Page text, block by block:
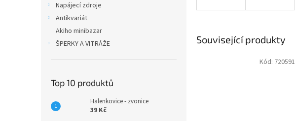
Napájecí zdroje
Antikvariát
Akiho minibazar
ŠPERKY A VITRÁŽE
Top 10 produktů
Halenkovice - zvonice
39 Kč
Související produkty
Kód: 720591